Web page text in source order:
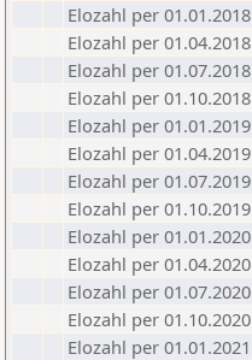
Elozahl per 01.01.2018
Elozahl per 01.04.2018
Elozahl per 01.07.2018
Elozahl per 01.10.2018
Elozahl per 01.01.2019
Elozahl per 01.04.2019
Elozahl per 01.07.2019
Elozahl per 01.10.2019
Elozahl per 01.01.2020
Elozahl per 01.04.2020
Elozahl per 01.07.2020
Elozahl per 01.10.2020
Elozahl per 01.01.2021